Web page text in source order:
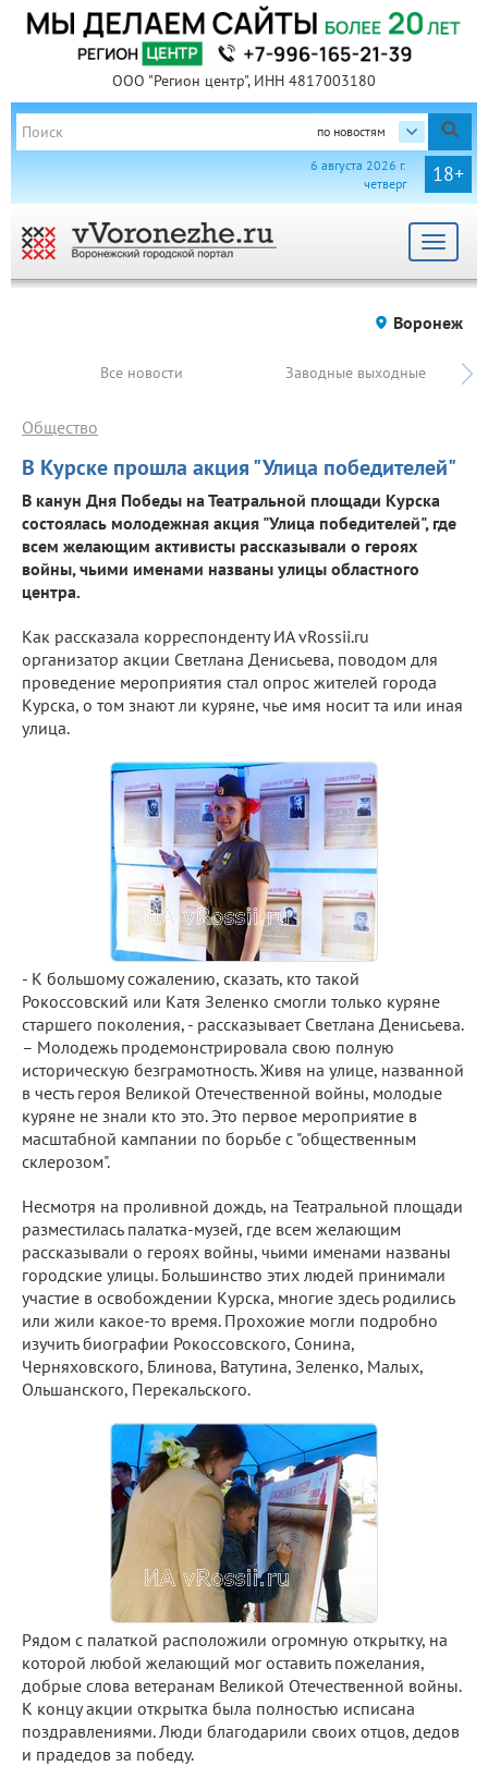
ООО "Регион центр", ИНН 4817003180
по новостям
18+
6 августа 2026 г.
четверг
Toggle
Воронеж
Все новости Заводные выходные
В Курске прошла акция "Улица победителей"
Общество
В канун Дня Победы на Театральной площади Курска
состоялась молодежная акция "Улица победителей", где
всем желающим активисты рассказывали о героях
войны, чьими именами названы улицы областного
центра.
Как рассказала корреспонденту ИА vRossii.ru
организатор акции Светлана Денисьева, поводом для
проведение мероприятия стал опрос жителей города
Курска, о том знают ли куряне, чье имя носит та или иная
улица.
- К большому сожалению, сказать, кто такой
Рокоссовский или Катя Зеленко смогли только куряне
старшего поколения, - рассказывает Светлана Денисьева.
– Молодежь продемонстрировала свою полную
историческую безграмотность. Живя на улице, названной
в честь героя Великой Отечественной войны, молодые
куряне не знали кто это. Это первое мероприятие в
масштабной кампании по борьбе с "общественным
склерозом".
Несмотря на проливной дождь, на Театральной площади
разместилась палатка-музей, где всем желающим
рассказывали о героях войны, чьими именами названы
городские улицы. Большинство этих людей принимали
участие в освобождении Курска, многие здесь родились
или жили какое-то время. Прохожие могли подробно
изучить биографии Рокоссовского, Сонина,
Черняховского, Блинова, Ватутина, Зеленко, Малых,
Ольшанского, Перекальского.
Рядом с палаткой расположили огромную открытку, на
которой любой желающий мог оставить пожелания,
добрые слова ветеранам Великой Отечественной войны.
К концу акции открытка была полностью исписана
поздравлениями. Люди благодарили своих отцов, дедов
и прадедов за победу.